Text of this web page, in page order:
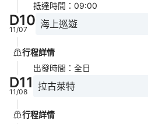
抵達時間 ： 09:00
D10
11/07 海上巡遊
行程詳情
出發時間 ： 全日
D11
11/08 拉古萊特
行程詳情